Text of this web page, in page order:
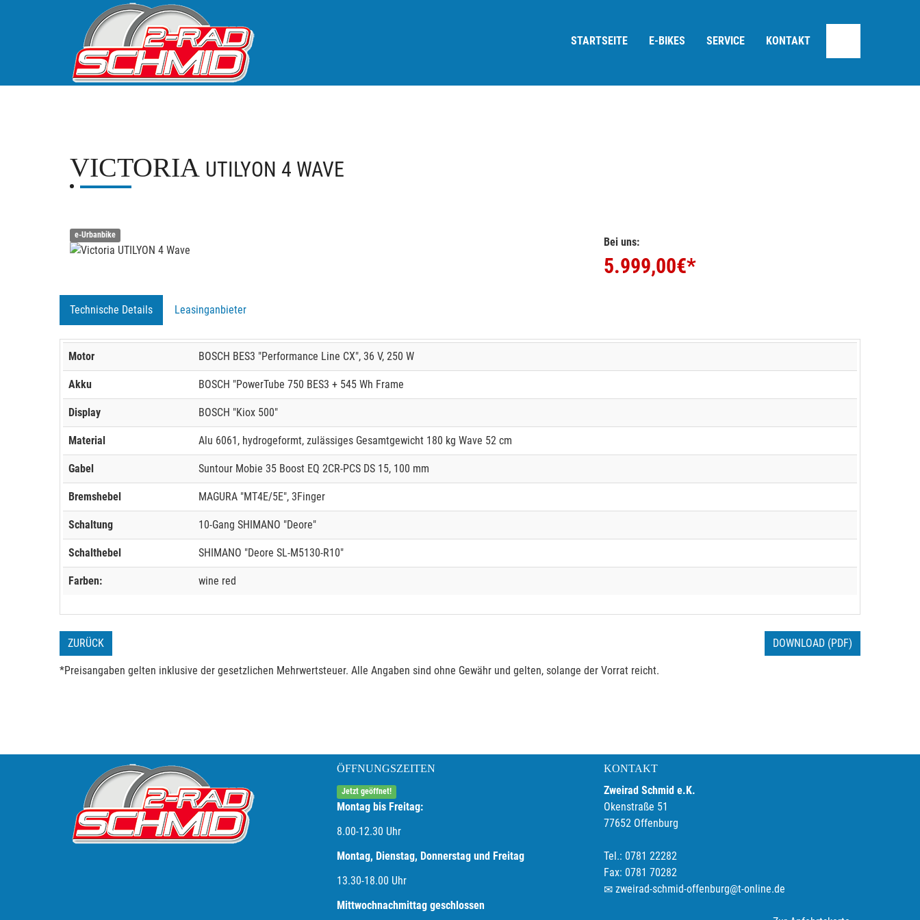
STARTSEITE E-BIKES SERVICE KONTAKT
VICTORIA UTILYON 4 WAVE
e-Urbanbike
Bei uns:
5.999,00€*
Technische Details Leasinganbieter
Motor BOSCH BES3 "Performance Line CX", 36 V, 250 W
Akku BOSCH "PowerTube 750 BES3 + 545 Wh Frame
Display BOSCH "Kiox 500"
Material Alu 6061, hydrogeformt, zulässiges Gesamtgewicht 180 kg Wave 52 cm
Gabel Suntour Mobie 35 Boost EQ 2CR-PCS DS 15, 100 mm
Bremshebel MAGURA "MT4E/5E", 3Finger
Schaltung 10-Gang SHIMANO "Deore"
Schalthebel SHIMANO "Deore SL-M5130-R10"
Farben: wine red
ZURÜCK DOWNLOAD (PDF)
*Preisangaben gelten inklusive der gesetzlichen Mehrwertsteuer. Alle Angaben sind ohne Gewähr und gelten, solange der Vorrat reicht.
ÖFFNUNGSZEITEN
Jetzt geöffnet!
Montag bis Freitag:
8.00-12.30 Uhr
Montag, Dienstag, Donnerstag und Freitag
13.30-18.00 Uhr
Mittwochnachmittag geschlossen
KONTAKT
Zweirad Schmid e.K.
Okenstraße 51
77652 Offenburg
Tel.: 0781 22282
Fax: 0781 70282
zweirad-schmid-offenburg@t-online.de